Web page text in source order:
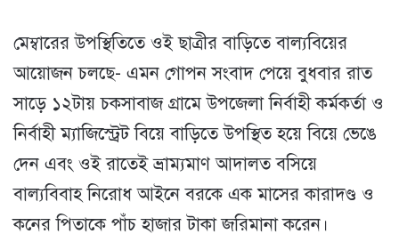
মেম্বারের উপস্থিতিতে ওই ছাত্রীর বাড়িতে বাল্যবিয়ের
আয়োজন চলছে- এমন গোপন সংবাদ পেয়ে বুধবার রাত
সাড়ে ১২টায় চকসাবাজ গ্রামে উপজেলা নির্বাহী কর্মকর্তা ও
নির্বাহী ম্যাজিস্ট্রেট বিয়ে বাড়িতে উপস্থিত হয়ে বিয়ে ভেঙে
দেন এবং ওই রাতেই ভ্রাম্যমাণ আদালত বসিয়ে
বাল্যবিবাহ নিরোধ আইনে বরকে এক মাসের কারাদণ্ড ও
কনের পিতাকে পাঁচ হাজার টাকা জরিমানা করেন।